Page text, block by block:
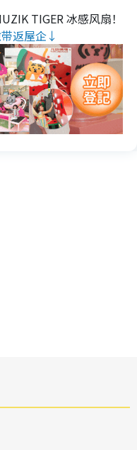
TIGER 冰感风扇！
返屋企↓